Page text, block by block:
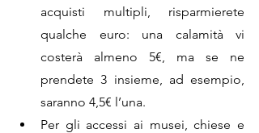
acquisti multipli, risparmierete
qualche euro: una calamità vi
costerà almeno 5€, ma se ne
prendete 3 insieme, ad esempio,
saranno 4,5€ l’una.
Per gli accessi ai musei, chiese e